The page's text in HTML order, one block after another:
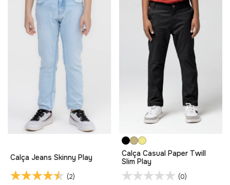
Calça Jeans Skinny Play
(2)
Calça Casual Paper Twill
Slim Play
(0)